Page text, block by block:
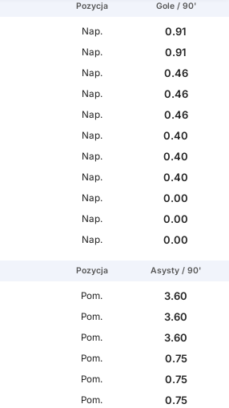
Pozycja Gole / 90'
Nap.
0.91
Nap.
0.91
Nap.
0.46
Nap.
0.46
Nap.
0.46
Nap.
0.40
Nap.
0.40
Nap.
0.40
Nap.
0.00
Nap.
0.00
Nap. 0.00
Pozycja Asysty / 90'
Pom.
3.60
Pom.
3.60
Pom.
3.60
Pom.
0.75
Pom.
0.75
Pom.
0.75